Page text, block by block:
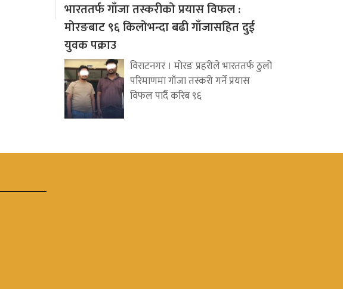
भारततर्फ गाँजा तस्करीको प्रयास विफल :
मोरङबाट ९६ किलोभन्दा बढी गाँजासहित दुई
युवक पक्राउ
विराटनगर । मोरङ प्रहरीले भारततर्फ ठुलो
परिमाणमा गाँजा तस्करी गर्ने प्रयास
विफल पार्दै करिब ९६